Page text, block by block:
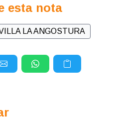
esta nota
LA ANGOSTURA